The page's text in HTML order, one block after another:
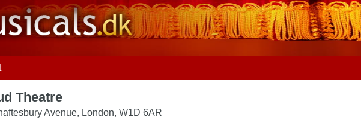
Theatre
Avenue, London,W1D 6AR